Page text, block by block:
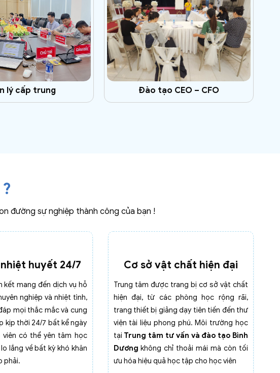
lý cấp trung Đào tạo CEO – CFO
đường sự nghiệp thành công của bạn !
huyết 24/7
kết mang đến dịch vụ hỗ
nghiệp và nhiệt tình,
mọi thắc mắc và cung
kịp thời 24/7 bất kể ngày
viên có thể yên tâm học
lắng về bất kỳ khó khăn
phải.
Cơ sở vật chất hiện đại
Trung tâm được trang bị cơ sở vật chất
hiện đại, từ các phòng học rộng rãi,
trang thiết bị giảng dạy tiên tiến đến thư
viện tài liệu phong phú. Môi trường học
tại Trung tâm tư vấn và đào tạo Bình
Dương không chỉ thoải mái mà còn tối
ưu hóa hiệu quả học tập cho học viên